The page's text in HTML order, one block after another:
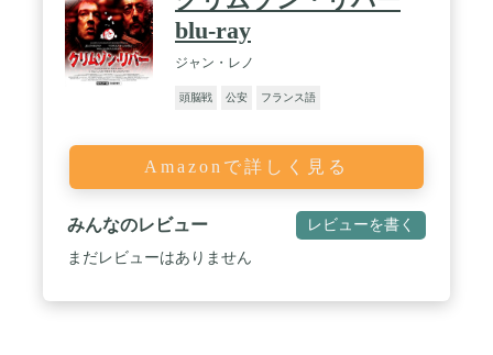
blu-ray
ジャン・レノ
頭脳戦 公安 フランス語
Amazonで詳しく見る
みんなのレビュー レビューを書く
まだレビューはありません